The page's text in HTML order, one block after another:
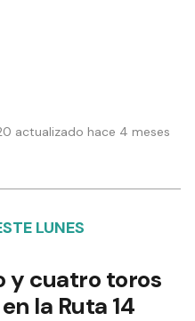
actualizado hace 4 meses
LUNES
y cuatro toros
la Ruta 14